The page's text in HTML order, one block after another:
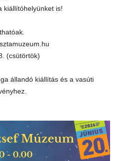
kiállítóhelyünket is!
(csütörtök)
állandó kiállítás és a vasúti